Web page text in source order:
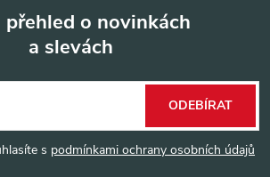
přehled o novinkách
a slevách
s podmínkami ochrany osobních údajů
ODEBÍRAT